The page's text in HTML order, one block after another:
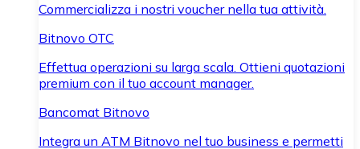
Commercializza i nostri voucher nella tua attività.
Bitnovo OTC
Effettua operazioni su larga scala. Ottieni quotazioni
premium con il tuo account manager.
Bancomat Bitnovo
Integra un ATM Bitnovo nel tuo business e permetti